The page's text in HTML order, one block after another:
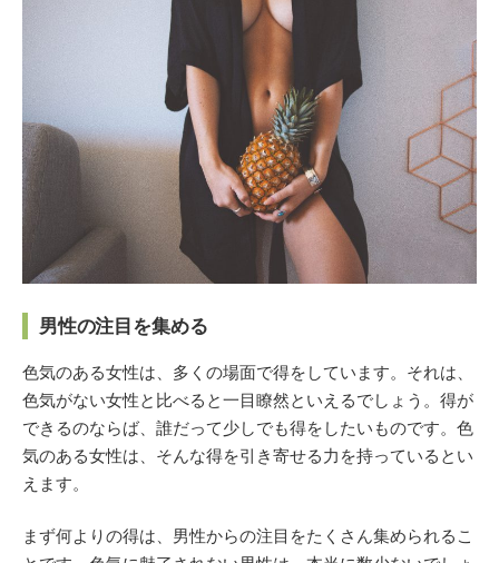
男性の注目を集める
色気のある女性は、多くの場面で得をしています。それは、
色気がない女性と比べると一目瞭然といえるでしょう。得が
できるのならば、誰だって少しでも得をしたいものです。色
気のある女性は、そんな得を引き寄せる力を持っているとい
えます。
まず何よりの得は、男性からの注目をたくさん集められるこ